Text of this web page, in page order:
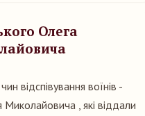
Олега
відспівування воїнів -
, які віддали